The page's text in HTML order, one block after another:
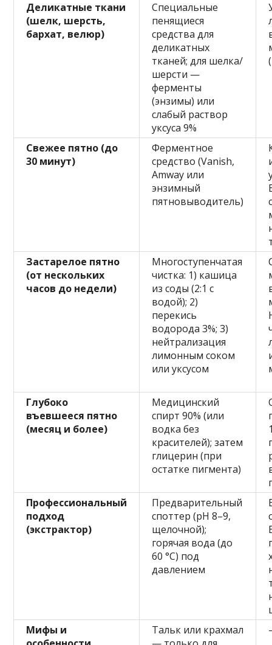
Деликатные ткани
(шелк, шерсть,
бархат, велюр)
Специальные
пенящиеся
средства для
деликатных
тканей; для шелка/
шерсти —
ферменты
(энзимы) или
слабый раствор
уксуса 9%
Свежее пятно (до
30 минут)
Ферментное
средство (Vanish,
Amway или
энзимный
пятновыводитель)
Застарелое пятно
(от нескольких
часов до недели)
Многоступенчатая
чистка: 1) кашица
из соды (2:1 с
водой); 2)
перекись
водорода 3%; 3)
нейтрализация
лимонным соком
или уксусом
Глубоко
въевшееся пятно
(месяц и более)
Медицинский
спирт 90% (или
водка без
красителей); затем
глицерин (при
остатке пигмента)
Профессиональный
подход
(экстрактор)
Предварительный
споттер (pH 8–9,
щелочной);
горячая вода (до
60 °C) под
давлением
Мифы и
Тальк или крахмал